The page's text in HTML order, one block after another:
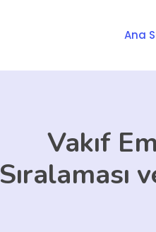
Ana
Vakıf
Sıralaması